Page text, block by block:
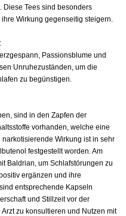
Tees sind besonders
Wirkung gegenseitig steigern.
Passionsblume und
Unruhezuständen, um die
zu begünstigen.
sind in den Zapfen der
vorhanden, welche eine
Wirkung ist in sehr
festgestellt worden. Am
Baldrian, um Schlafstörungen zu
ergänzen und ihre
entsprechende Kapseln
und Stillzeit vor der
zu konsultieren und Nutzen mit